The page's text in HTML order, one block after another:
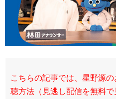
こちらの記事では、星野源
聴方法（見逃し配信を無料